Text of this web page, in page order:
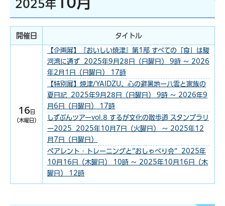
2025年
開催日 タイトル
16日
（木曜日）
【企画展】『おいしい焼津』第1部 すべての「食」は駿
河湾に通ず 2025年9月28日（日曜日） 9時 ～ 2026
年2月1日（日曜日） 17時
【特別展】焼津/YAIDZU、心の避暑地ー八雲と家族の
夏日記 2025年9月28日（日曜日） 9時 ～ 2026年9
月6日（日曜日） 17時
しずぶんツアーvol.8 するが文化の散歩道 スタンプラリ
ー2025 2025年10月7日（火曜日） ～ 2025年12
月7日（日曜日）
ペアレント・トレーニングと”おしゃべり会” 2025年
10月16日（木曜日） 10時 ～ 2025年10月16日（木
曜日） 12時